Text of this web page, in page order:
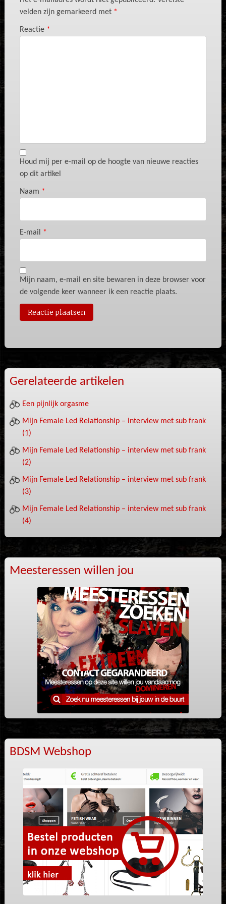
velden zijn gemarkeerd met *
Reactie *
Houd mij per e-mail op de hoogte van nieuwe reacties
op dit artikel
Naam *
E-mail *
Mijn naam, e-mail en site bewaren in deze browser voor
de volgende keer wanneer ik een reactie plaats.
Gerelateerde artikelen
Een pijnlijk orgasme
Mijn Female Led Relationship – interview met sub frank
(1)
Mijn Female Led Relationship – interview met sub frank
(2)
Mijn Female Led Relationship – interview met sub frank
(3)
Mijn Female Led Relationship – interview met sub frank
(4)
Meesteressen willen jou
BDSM Webshop